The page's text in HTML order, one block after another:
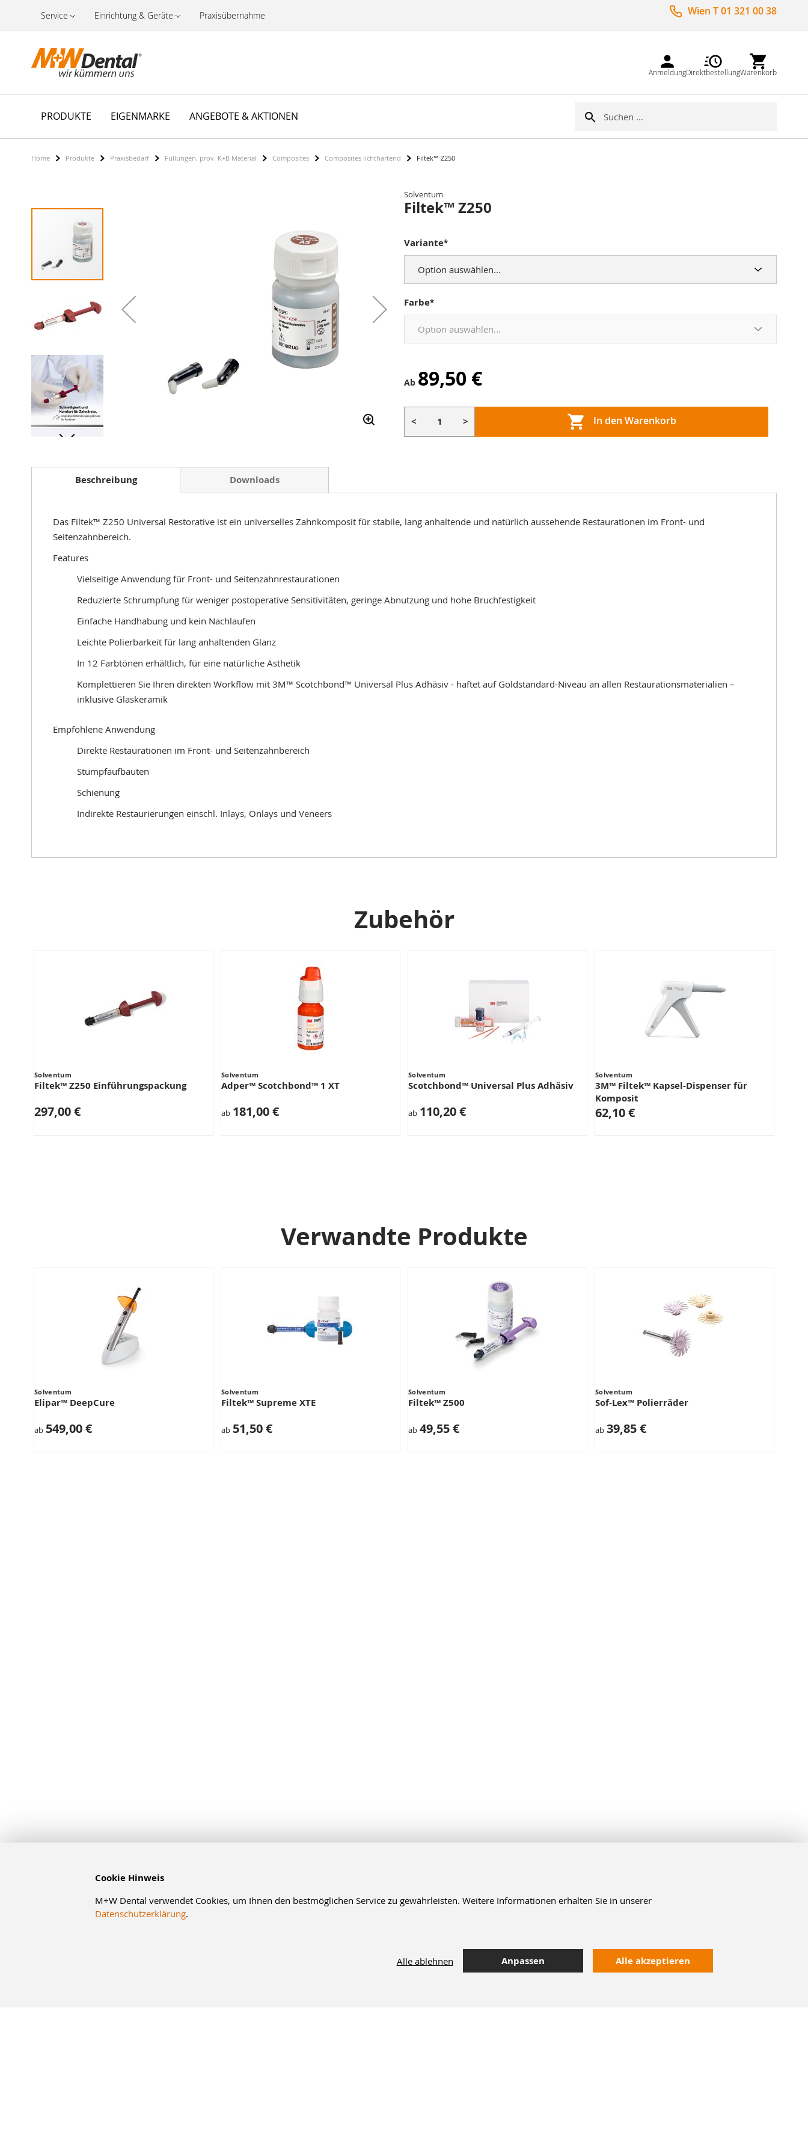
Cookie Hinweis
M+W Dental verwendet Cookies, um Ihnen den bestmöglichen Service zu gewährleisten. Weitere Informationen erhalten Sie in unserer
Datenschutzerklärung.
Alle ablehnen Anpassen Alle akzeptieren
Service Einrichtung & Geräte Praxisübernahme Wien T 01 321 00 38
AnmeldungDirektbestellungWarenkorb
PRODUKTE EIGENMARKE ANGEBOTE & AKTIONEN Suche
Home Produkte Praxisbedarf Füllungen, prov. K+B Material Composites Composites lichthärtend Filtek™ Z250
Ende
Bildergalerie
Solventum
Filtek™ Z250
Variante
Farbe
Ab 89,50 €
< > In den Warenkorb
Beschreibung
Das Filtek™ Z250 Universal Restorative ist ein universelles Zahnkomposit für stabile, lang anhaltende und natürlich aussehende Restaurationen im Front- und
Seitenzahnbereich.
Features
Vielseitige Anwendung für Front- und Seitenzahnrestaurationen
Reduzierte Schrumpfung für weniger postoperative Sensitivitäten, geringe Abnutzung und hohe Bruchfestigkeit
Einfache Handhabung und kein Nachlaufen
Leichte Polierbarkeit für lang anhaltenden Glanz
In 12 Farbtönen erhältlich, für eine natürliche Ästhetik
Komplettieren Sie Ihren direkten Workflow mit 3M™ Scotchbond™ Universal Plus Adhäsiv - haftet auf Goldstandard-Niveau an allen Restaurationsmaterialien –
inklusive Glaskeramik
Empfohlene Anwendung
Direkte Restaurationen im Front- und Seitenzahnbereich
Stumpfaufbauten
Schienung
Indirekte Restaurierungen einschl. Inlays, Onlays und Veneers
Downloads
Zubehör
Solventum
Filtek™ Z250 Einführungspackung
297,00 €
Solventum
Adper™ Scotchbond™ 1 XT
ab 181,00 €
Solventum
Scotchbond™ Universal Plus Adhäsiv
ab 110,20 €
Solventum
3M™ Filtek™ Kapsel-Dispenser für
Komposit
62,10 €
Verwandte Produkte
Solventum
Elipar™ DeepCure
ab 549,00 €
Solventum
Filtek™ Supreme XTE
ab 51,50 €
Solventum
Filtek™ Z500
ab 49,55 €
Solventum
Sof-Lex™ Polierräder
ab 39,85 €